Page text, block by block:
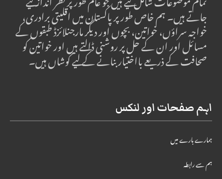
جاتے ہیں۔ ہم خاص طور پر پاکستان میں اقلیتی برادری،
خواجہ سراؤں، خواتین، بچوں اور دیگر مارجنلائزڈ طبقوں کے
مسائل اور ان کے حل پر روشنی ڈالتے ہیں اور خواتین کو
صحافت کے ذریعے بااختیار بنانے کے لیے کوشاں ہیں۔
اہم صفحات اور لنکس
ہمارے بارے میں
ہم سے رابطہ